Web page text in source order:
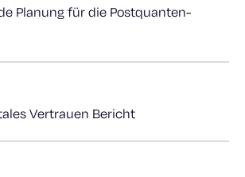
Planung für die Postquanten-
Vertrauen Bericht